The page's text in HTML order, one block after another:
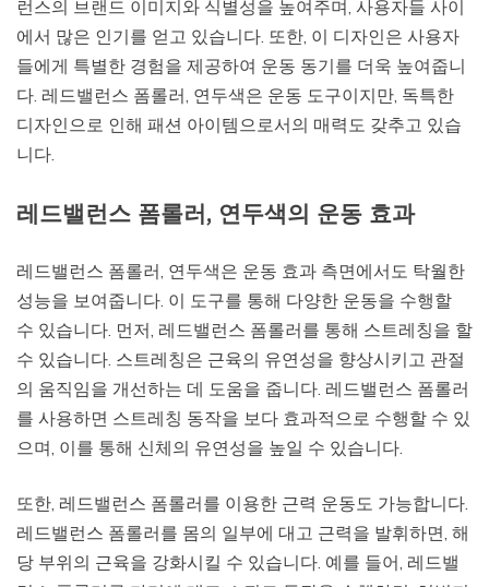
런스의 브랜드 이미지와 식별성을 높여주며, 사용자들 사이
에서 많은 인기를 얻고 있습니다. 또한, 이 디자인은 사용자
들에게 특별한 경험을 제공하여 운동 동기를 더욱 높여줍니
다. 레드밸런스 폼롤러, 연두색은 운동 도구이지만, 독특한
디자인으로 인해 패션 아이템으로서의 매력도 갖추고 있습
니다.
레드밸런스 폼롤러, 연두색의 운동 효과
레드밸런스 폼롤러, 연두색은 운동 효과 측면에서도 탁월한
성능을 보여줍니다. 이 도구를 통해 다양한 운동을 수행할
수 있습니다. 먼저, 레드밸런스 폼롤러를 통해 스트레칭을 할
수 있습니다. 스트레칭은 근육의 유연성을 향상시키고 관절
의 움직임을 개선하는 데 도움을 줍니다. 레드밸런스 폼롤러
를 사용하면 스트레칭 동작을 보다 효과적으로 수행할 수 있
으며, 이를 통해 신체의 유연성을 높일 수 있습니다.
또한, 레드밸런스 폼롤러를 이용한 근력 운동도 가능합니다.
레드밸런스 폼롤러를 몸의 일부에 대고 근력을 발휘하면, 해
당 부위의 근육을 강화시킬 수 있습니다. 예를 들어, 레드밸